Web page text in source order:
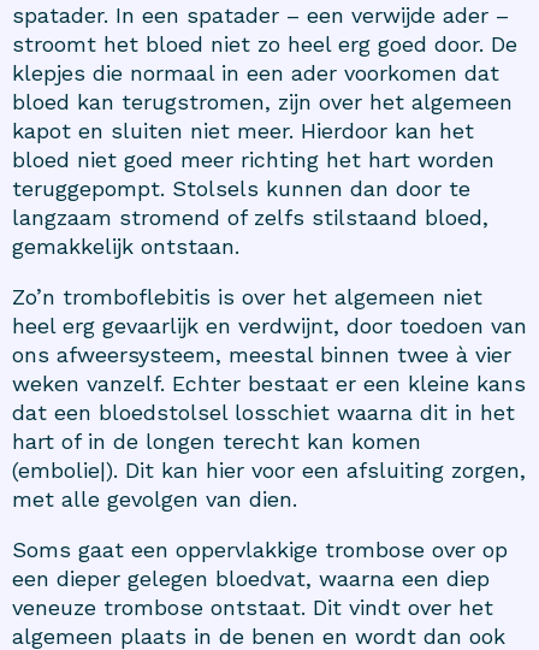
spatader. In een spatader – een verwijde ader –
stroomt het bloed niet zo heel erg goed door. De
klepjes die normaal in een ader voorkomen dat
bloed kan terugstromen, zijn over het algemeen
kapot en sluiten niet meer. Hierdoor kan het
bloed niet goed meer richting het hart worden
teruggepompt. Stolsels kunnen dan door te
langzaam stromend of zelfs stilstaand bloed,
gemakkelijk ontstaan.
Zo’n tromboflebitis is over het algemeen niet
heel erg gevaarlijk en verdwijnt, door toedoen van
ons afweersysteem, meestal binnen twee à vier
weken vanzelf. Echter bestaat er een kleine kans
dat een bloedstolsel losschiet waarna dit in het
hart of in de longen terecht kan komen
(embolie|). Dit kan hier voor een afsluiting zorgen,
met alle gevolgen van dien.
Soms gaat een oppervlakkige trombose over op
een dieper gelegen bloedvat, waarna een diep
veneuze trombose ontstaat. Dit vindt over het
algemeen plaats in de benen en wordt dan ook